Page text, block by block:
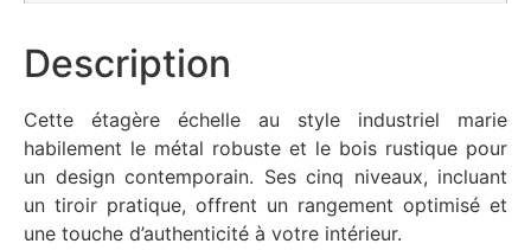
Description
Cette étagère échelle au style industriel marie
habilement le métal robuste et le bois rustique pour
un design contemporain. Ses cinq niveaux, incluant
un tiroir pratique, offrent un rangement optimisé et
une touche d’authenticité à votre intérieur.